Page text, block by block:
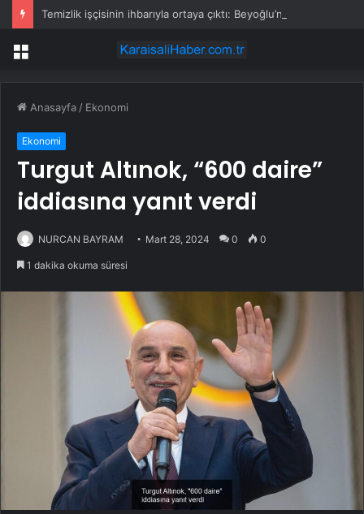
Menü
Anasayfa / Ekonomi
Ekonomi
Turgut Altınok, “600 daire”
iddiasına yanıt verdi
NURCAN BAYRAM Mart 28, 2024 0 0
1 dakika okuma süresi